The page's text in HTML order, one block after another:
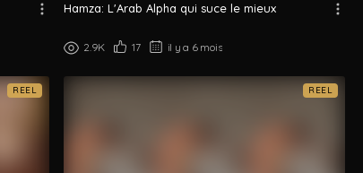
Hamza: L'Arab Alpha qui suce le mieux
2.9K 17 il y a 6 mois
REEL REEL